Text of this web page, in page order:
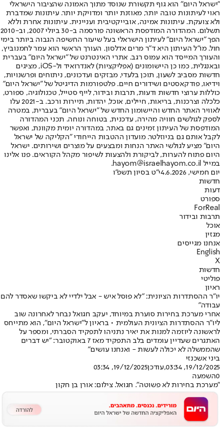
"ישראל היום" הוא גוף תקשורת שנוסד מתוך האמונה שהציבור הישראלי
ראוי לעיתונות טובה יותר, מאוזנת יותר ומדויקת יותר. עיתונות שמדברת
ולא צועקת. עיתונות אמינה, אובייקטיבית ועניינית. עיתונות אחרת וללא
תשלום. המהדורה המודפסת הראשונה פורסמה ב-30 ביולי 2007, וב-2010
הפך "ישראל היום" לעיתון הישראלי בעל שיעור החשיפה הגבוה ביותר בימי
חול. מו"ל העיתון היא ד"ר מרים אדלסון. העורך הראשי הוא עמר לחמנוביץ,
והעורך המייסד הוא עמוס רגב. אתרי האינטרנט של "ישראל היום" בעברית
ובאנגלית, כמו כן היישומונים (אפליקציות) לאנדרואיד ול-iOS, מציגים
חדשות מסביב לשעון, תוכן בלעדי, מבזקים ועדכונים, ניתוחים ופרשנויות,
וידיאו, פודקאסטים ושידורים חיים. פלטפורמות הדיגיטל של "ישראל היום"
כוללות ערוצי חדשות ודעות, תרבות ובידור, לייף סטייל, טכנולוגיה, ספורט,
כלכלה וצרכנות, בריאות, חיילים, אוכל, יהדות, תיירות ורכב. ב-2021 עלו
לאוויר האתר החדש והיישומון החדש של "ישראל היום" בעברית, במטרה
לספק לגולשים חוויה מהירה, עדכנית, בטוחה ונוחה. תכני המהדורה
המודפסת של העיתון זמינים גם באתר, במהדורה יומית מקוונת, ואפשר
לקבל אותם גם בניוזלטר. מועדון ההטבות הייחודי "הקליקה של ישראל
היום" מציע לגולשי האתר הנחות ומבצעים על מוצרים ושירותים. ישראל
היום פתוח להערות, לביקורת ולהצעות לשיפור מקהל הקוראים. פנו אלינו
במייל hayom@israelhayom.co.il.
יום חמישי, 4.6.2026
י"ט בסיון תשפ"ו
חדשות
דעות
ספורט
ForReal
תרבות ובידור
אוכל
מגזין
אנחנו מגייסים
English
X
חדשות
פוליטי
ראיון
יו"ר ההסתדרות הציונית: "לא פוסל איש - אבל ילדיי לא ביקשו שאסדר להם
עבודה"
אחרי מערכת בחירות סוערת במיוחד, יעקב חגואל נבחר לאחרונה שוב
ליו"ר ההסתדרות הציונית העולמית • בראיון ל"ישראל היום", הוא מתייחס
לראשונה ליוזמה למנות את יאיר נתניהו לתפקיד הסברתי, ומספר על
האתגרים שעדיין עומדים בלב התפקיד מאז 7 באוקטובר: "יש דברים
שהממשלה לא יכולה לעשות - ואנחנו עושים"
ביני אשכנזי
19/12/2025, 03:34
,עודכן19/12/2025, 03:34
0השמעה
"מערכת בחירות לא פשוטה". חגואל. צילום: אורן בן חקון